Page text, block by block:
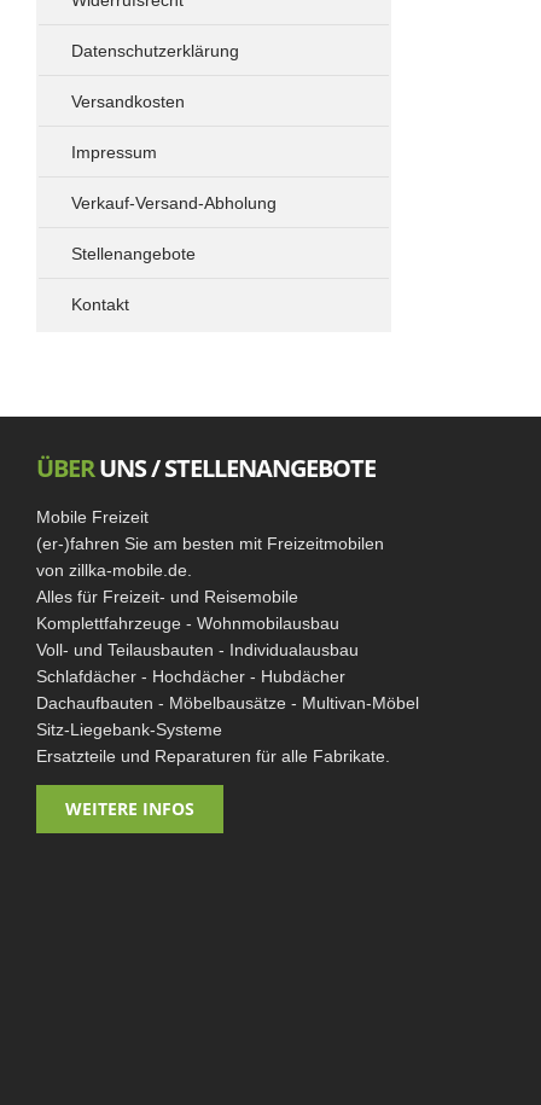
Spacetourer - Traveller - ProAce Verso -
Elektrik
Standheizung
Drehkonsolen
Datenschutzerklärung
Versandkosten
Impressum
Verkauf-Versand-Abholung
Stellenangebote
Kontakt
ÜBERUNS / STELLENANGEBOTE
Mobile Freizeit
(er-)fahren Sie am besten mit Freizeitmobilen
von zillka-mobile.de.
Alles für Freizeit- und Reisemobile
Komplettfahrzeuge - Wohnmobilausbau
Voll- und Teilausbauten - Individualausbau
Schlafdächer - Hochdächer - Hubdächer
Dachaufbauten - Möbelbausätze - Multivan-Möbel
Sitz-Liegebank-Systeme
Ersatzteile und Reparaturen für alle Fabrikate.
WEITERE INFOS